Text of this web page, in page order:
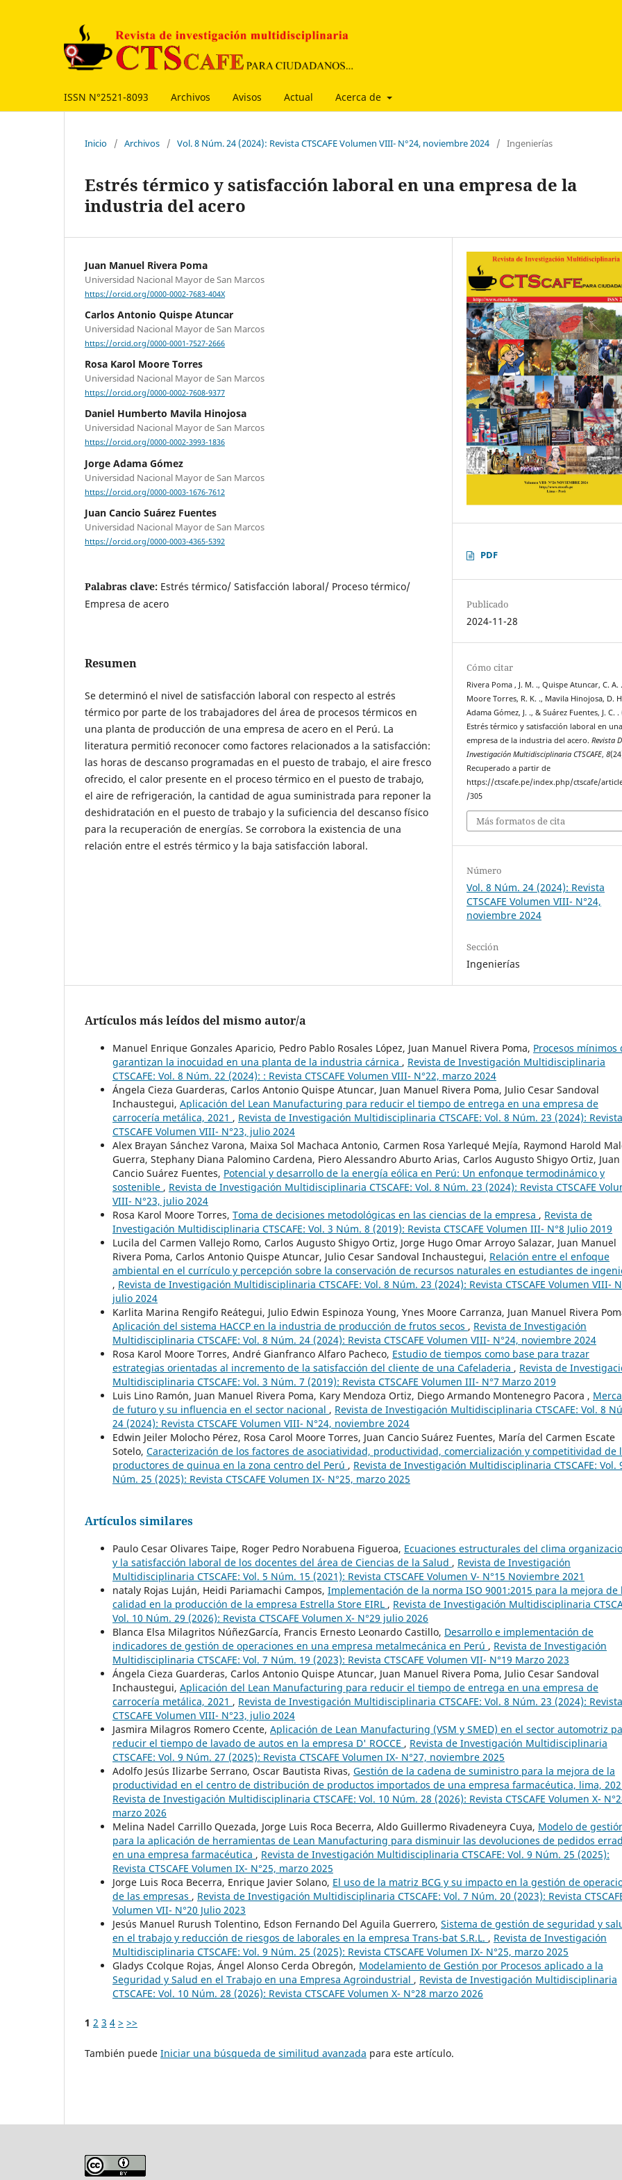
ISSN N°2521-8093 Archivos Avisos Actual Acerca de
Inicio / Archivos / Vol. 8 Núm. 24 (2024): Revista CTSCAFE Volumen VIII- N°24, noviembre 2024 / Ingenierías
Estrés térmico y satisfacción laboral en una empresa de la
industria del acero
Juan Manuel Rivera Poma
Universidad Nacional Mayor de San Marcos
https://orcid.org/0000-0002-7683-404X
Carlos Antonio Quispe Atuncar
Universidad Nacional Mayor de San Marcos
https://orcid.org/0000-0001-7527-2666
Rosa Karol Moore Torres
Universidad Nacional Mayor de San Marcos
https://orcid.org/0000-0002-7608-9377
Daniel Humberto Mavila Hinojosa
Universidad Nacional Mayor de San Marcos
https://orcid.org/0000-0002-3993-1836
Jorge Adama Gómez
Universidad Nacional Mayor de San Marcos
https://orcid.org/0000-0003-1676-7612
Juan Cancio Suárez Fuentes
Universidad Nacional Mayor de San Marcos
https://orcid.org/0000-0003-4365-5392
Palabras clave: Estrés térmico/ Satisfacción laboral/ Proceso térmico/
Empresa de acero
Resumen
Se determinó el nivel de satisfacción laboral con respecto al estrés
térmico por parte de los trabajadores del área de procesos térmicos en
una planta de producción de una empresa de acero en el Perú. La
literatura permitió reconocer como factores relacionados a la satisfacción:
las horas de descanso programadas en el puesto de trabajo, el aire fresco
ofrecido, el calor presente en el proceso térmico en el puesto de trabajo,
el aire de refrigeración, la cantidad de agua suministrada para reponer la
deshidratación en el puesto de trabajo y la suficiencia del descanso físico
para la recuperación de energías. Se corrobora la existencia de una
relación entre el estrés térmico y la baja satisfacción laboral.
PDF
Publicado
2024-11-28
Cómo citar
Rivera Poma , J. M. ., Quispe Atuncar, C. A.
Moore Torres, R. K. ., Mavila Hinojosa, D.
Adama Gómez, J. ., & Suárez Fuentes, J. C. .
Estrés térmico y satisfacción laboral en una
empresa de la industria del acero.Revista
Investigación Multidisciplinaria CTSCAFE,8
Recuperado a partir de
https://ctscafe.pe/index.php/ctscafe/
/305
Más formatos de cita
Número
Vol. 8 Núm. 24 (2024): Revista
CTSCAFE Volumen VIII- N°24,
noviembre 2024
Sección
Ingenierías
Artículos más leídos del mismo autor/a
Manuel Enrique Gonzales Aparicio, Pedro Pablo Rosales López, Juan Manuel Rivera Poma, Procesos mínimos
garantizan la inocuidad en una planta de la industria cárnica , Revista de Investigación Multidisciplinaria
CTSCAFE: Vol. 8 Núm. 22 (2024): : Revista CTSCAFE Volumen VIII- N°22, marzo 2024
Ángela Cieza Guarderas, Carlos Antonio Quispe Atuncar, Juan Manuel Rivera Poma, Julio Cesar Sandoval
Inchaustegui, Aplicación del Lean Manufacturing para reducir el tiempo de entrega en una empresa de
carrocería metálica, 2021 , Revista de Investigación Multidisciplinaria CTSCAFE: Vol. 8 Núm. 23 (2024): Revista
CTSCAFE Volumen VIII- N°23, julio 2024
Alex Brayan Sánchez Varona, Maixa Sol Machaca Antonio, Carmen Rosa Yarlequé Mejía, Raymond Harold
Guerra, Stephany Diana Palomino Cardena, Piero Alessandro Aburto Arias, Carlos Augusto Shigyo Ortiz, Juan
Cancio Suárez Fuentes, Potencial y desarrollo de la energía eólica en Perú: Un enfonque termodinámico y
sostenible , Revista de Investigación Multidisciplinaria CTSCAFE: Vol. 8 Núm. 23 (2024): Revista CTSCAFE
VIII- N°23, julio 2024
Rosa Karol Moore Torres, Toma de decisiones metodológicas en las ciencias de la empresa , Revista de
Investigación Multidisciplinaria CTSCAFE: Vol. 3 Núm. 8 (2019): Revista CTSCAFE Volumen III- N°8 Julio 2019
Lucila del Carmen Vallejo Romo, Carlos Augusto Shigyo Ortiz, Jorge Hugo Omar Arroyo Salazar, Juan Manuel
Rivera Poma, Carlos Antonio Quispe Atuncar, Julio Cesar Sandoval Inchaustegui, Relación entre el enfoque
ambiental en el currículo y percepción sobre la conservación de recursos naturales en estudiantes de
, Revista de Investigación Multidisciplinaria CTSCAFE: Vol. 8 Núm. 23 (2024): Revista CTSCAFE Volumen VIII-
julio 2024
Karlita Marina Rengifo Reátegui, Julio Edwin Espinoza Young, Ynes Moore Carranza, Juan Manuel Rivera
Aplicación del sistema HACCP en la industria de producción de frutos secos , Revista de Investigación
Multidisciplinaria CTSCAFE: Vol. 8 Núm. 24 (2024): Revista CTSCAFE Volumen VIII- N°24, noviembre 2024
Rosa Karol Moore Torres, André Gianfranco Alfaro Pacheco, Estudio de tiempos como base para trazar
estrategias orientadas al incremento de la satisfacción del cliente de una Cafeladeria , Revista de
Multidisciplinaria CTSCAFE: Vol. 3 Núm. 7 (2019): Revista CTSCAFE Volumen III- N°7 Marzo 2019
Luis Lino Ramón, Juan Manuel Rivera Poma, Kary Mendoza Ortiz, Diego Armando Montenegro Pacora ,
de futuro y su influencia en el sector nacional , Revista de Investigación Multidisciplinaria CTSCAFE: Vol. 8
24 (2024): Revista CTSCAFE Volumen VIII- N°24, noviembre 2024
Edwin Jeiler Molocho Pérez, Rosa Carol Moore Torres, Juan Cancio Suárez Fuentes, María del Carmen Escate
Sotelo, Caracterización de los factores de asociatividad, productividad, comercialización y competitividad de
productores de quinua en la zona centro del Perú , Revista de Investigación Multidisciplinaria CTSCAFE: Vol.
Núm. 25 (2025): Revista CTSCAFE Volumen IX- N°25, marzo 2025
Artículos similares
Paulo Cesar Olivares Taipe, Roger Pedro Norabuena Figueroa, Ecuaciones estructurales del clima
y la satisfacción laboral de los docentes del área de Ciencias de la Salud , Revista de Investigación
Multidisciplinaria CTSCAFE: Vol. 5 Núm. 15 (2021): Revista CTSCAFE Volumen V- N°15 Noviembre 2021
nataly Rojas Luján, Heidi Pariamachi Campos, Implementación de la norma ISO 9001:2015 para la mejora de
calidad en la producción de la empresa Estrella Store EIRL , Revista de Investigación Multidisciplinaria
Vol. 10 Núm. 29 (2026): Revista CTSCAFE Volumen X- N°29 julio 2026
Blanca Elsa Milagritos NúñezGarcía, Francis Ernesto Leonardo Castillo, Desarrollo e implementación de
indicadores de gestión de operaciones en una empresa metalmecánica en Perú , Revista de Investigación
Multidisciplinaria CTSCAFE: Vol. 7 Núm. 19 (2023): Revista CTSCAFE Volumen VII- N°19 Marzo 2023
Ángela Cieza Guarderas, Carlos Antonio Quispe Atuncar, Juan Manuel Rivera Poma, Julio Cesar Sandoval
Inchaustegui, Aplicación del Lean Manufacturing para reducir el tiempo de entrega en una empresa de
carrocería metálica, 2021 , Revista de Investigación Multidisciplinaria CTSCAFE: Vol. 8 Núm. 23 (2024): Revista
CTSCAFE Volumen VIII- N°23, julio 2024
Jasmira Milagros Romero Ccente, Aplicación de Lean Manufacturing (VSM y SMED) en el sector automotriz
reducir el tiempo de lavado de autos en la empresa D' ROCCE , Revista de Investigación Multidisciplinaria
CTSCAFE: Vol. 9 Núm. 27 (2025): Revista CTSCAFE Volumen IX- N°27, noviembre 2025
Adolfo Jesús Ilizarbe Serrano, Oscar Bautista Rivas, Gestión de la cadena de suministro para la mejora de la
productividad en el centro de distribución de productos importados de una empresa farmacéutica, lima,
Revista de Investigación Multidisciplinaria CTSCAFE: Vol. 10 Núm. 28 (2026): Revista CTSCAFE Volumen X-
marzo 2026
Melina Nadel Carrillo Quezada, Jorge Luis Roca Becerra, Aldo Guillermo Rivadeneyra Cuya, Modelo de
para la aplicación de herramientas de Lean Manufacturing para disminuir las devoluciones de pedidos
en una empresa farmacéutica , Revista de Investigación Multidisciplinaria CTSCAFE: Vol. 9 Núm. 25 (2025):
Revista CTSCAFE Volumen IX- N°25, marzo 2025
Jorge Luis Roca Becerra, Enrique Javier Solano, El uso de la matriz BCG y su impacto en la gestión de
de las empresas , Revista de Investigación Multidisciplinaria CTSCAFE: Vol. 7 Núm. 20 (2023): Revista
Volumen VII- N°20 Julio 2023
Jesús Manuel Rurush Tolentino, Edson Fernando Del Aguila Guerrero, Sistema de gestión de seguridad y
en el trabajo y reducción de riesgos de laborales en la empresa Trans-bat S.R.L. , Revista de Investigación
Multidisciplinaria CTSCAFE: Vol. 9 Núm. 25 (2025): Revista CTSCAFE Volumen IX- N°25, marzo 2025
Gladys Ccolque Rojas, Ángel Alonso Cerda Obregón, Modelamiento de Gestión por Procesos aplicado a la
Seguridad y Salud en el Trabajo en una Empresa Agroindustrial , Revista de Investigación Multidisciplinaria
CTSCAFE: Vol. 10 Núm. 28 (2026): Revista CTSCAFE Volumen X- N°28 marzo 2026
1 2 3 4 > >>
También puede Iniciar una búsqueda de similitud avanzada para este artículo.